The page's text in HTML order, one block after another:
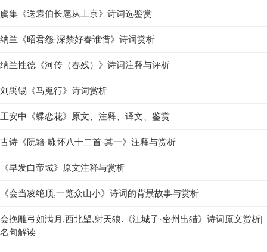
虞集《送袁伯长扈从上京》诗词选鉴赏
纳兰《昭君怨·深禁好春谁惜》诗词赏析
纳兰性德《河传（春残）》诗词注释与评析
刘禹锡《马嵬行》诗词赏析
王安中《蝶恋花》原文、注释、译文、鉴赏
古诗《阮籍·咏怀八十二首·其一》注释与赏析
《早发白帝城》原文注释与赏析
《会当凌绝顶,一览众山小》诗词的背景故事与赏析
会挽雕弓如满月,西北望,射天狼.《江城子·密州出猎》诗词原文赏析|
名句解读